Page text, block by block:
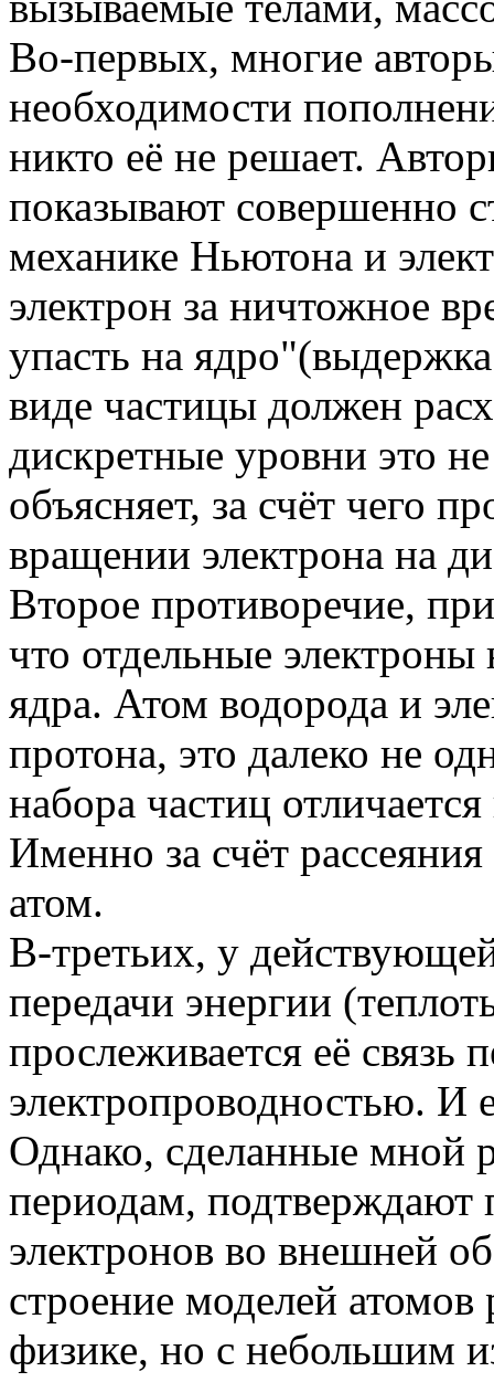
Во-первых, многие
необходимости
никто её не решает.
показывают совершенно
механике Ньютона и
электрон за ничтожное
упасть на
виде частицы должен
дискретные уровни это
объясняет, за счёт чего
вращении электрона на
Второе противоречие,
что отдельные электроны
ядра. Атом водорода и
протона, это далеко не
набора частиц
Именно за счёт
атом.
В-третьих, у
передачи энергии
прослеживается её связь
электропроводностью. И
Однако, сделанные мной
периодам, подтверждают
электронов во внешней
строение моделей
физике, но с небольшим